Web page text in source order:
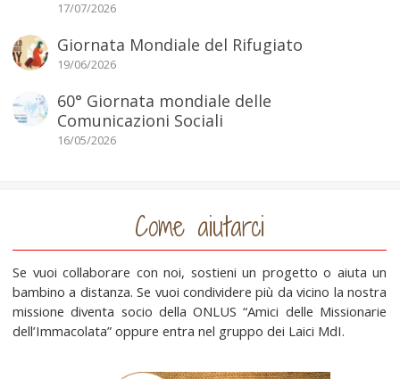
17/07/2026
Giornata Mondiale del Rifugiato
19/06/2026
60° Giornata mondiale delle
Comunicazioni Sociali
16/05/2026
Come aiutarci
Se vuoi collaborare con noi, sostieni un progetto o aiuta un
bambino a distanza. Se vuoi condividere più da vicino la nostra
missione diventa socio della ONLUS “Amici delle Missionarie
dell’Immacolata” oppure entra nel gruppo dei Laici MdI.